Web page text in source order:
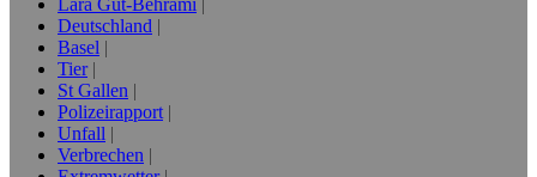
Lara Gut-Behrami
Deutschland
Basel
Tier
St Gallen
Polizeirapport
Unfall
Verbrechen